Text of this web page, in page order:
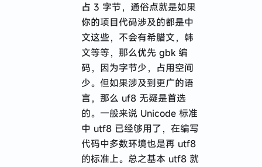
占 3 字节，通俗点就是如果
你的项目代码涉及的都是中
文这些，不会有希腊文，韩
文等等，那么优先 gbk 编
码，因为字节少，占用空间
少。但如果涉及到更广的语
言，那么 uf8 无疑是首选
的。一般来说 Unicode 标准
中 utf8 已经够用了，在编写
代码中多数环境也是再 utf8
的标准上。总之基本 utf8 就